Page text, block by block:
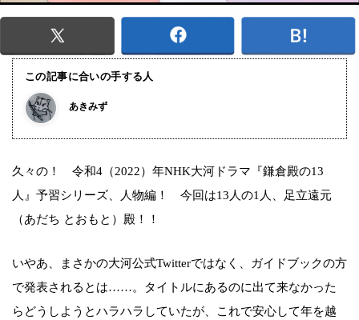
この記事に合いの手する人
あきみず
久々の！ 令和4（2022）年NHK大河ドラマ『鎌倉殿の13
人』予習シリーズ、人物編！ 今回は13人の1人、足立遠元
（あだち とおもと）殿！！
いやあ、まさかの大河公式Twitterではなく、ガイドブックの方
で発表されるとは……。タイトルにあるのに出て来なかった
らどうしようとハラハラしていたが、これで安心して年を越